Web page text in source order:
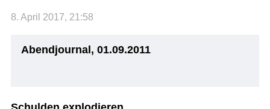
8. April 2017, 21:58
Abendjournal, 01.09.2011